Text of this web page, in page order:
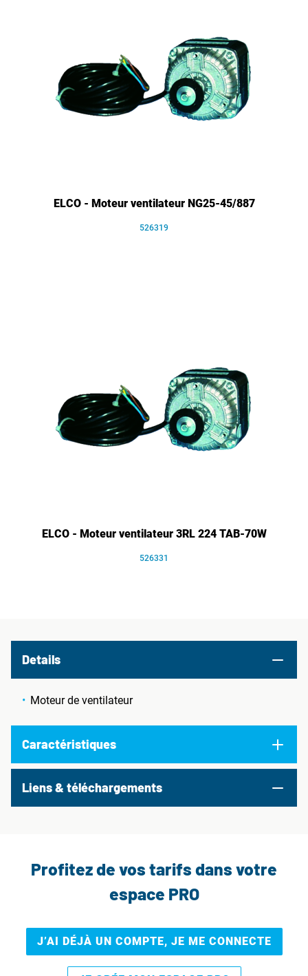
ELCO - Moteur ventilateur NG25-45/887
526319
ELCO - Moteur ventilateur 3RL 224 TAB-70W
526331
Details
Moteur de ventilateur
Caractéristiques
Liens & téléchargements
Profitez de vos tarifs dans votre
espace PRO
J’AI DÉJÀ UN COMPTE, JE ME CONNECTE